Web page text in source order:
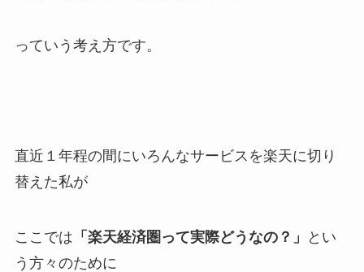
っていう考え方です。
直近１年程の間にいろんなサービスを楽天に切り
替えた私が
ここでは 「楽天経済圏って実際どうなの？」
とい
う方々のために